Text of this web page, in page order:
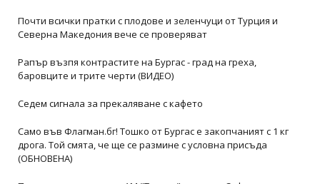
Почти всички пратки с плодове и зеленчуци от Турция и
Северна Македония вече се проверяват
Рапър възпя контрастите на Бургас - град на греха,
баровците и трите черти (ВИДЕО)
Седем сигнала за прекаляване с кафето
Само във Флагман.бг! Тошко от Бургас е закопчаният с 1 кг
дрога. Той смята, че ще се размине с условна присъда
(ОБНОВЕНА)